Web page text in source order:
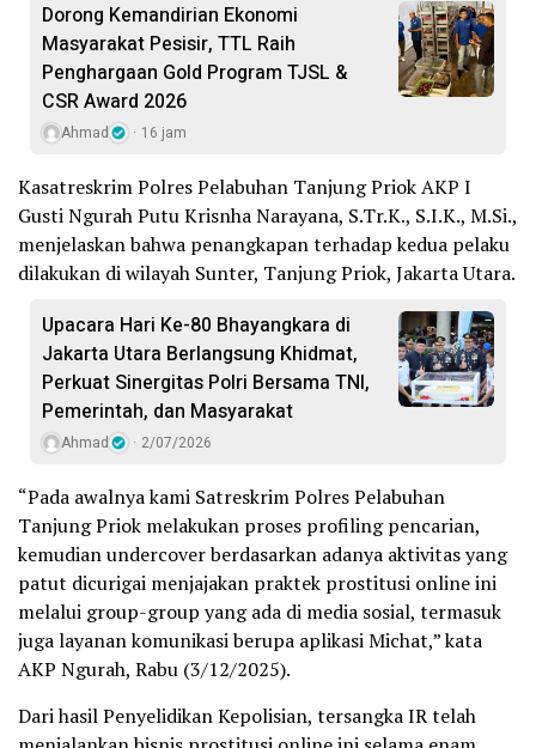
Dorong Kemandirian Ekonomi
Masyarakat Pesisir, TTL Raih
Penghargaan Gold Program TJSL &
CSR Award 2026
Ahmad 16 jam
Kasatreskrim Polres Pelabuhan Tanjung Priok AKP I
Gusti Ngurah Putu Krisnha Narayana, S.Tr.K., S.I.K., M.Si.,
menjelaskan bahwa penangkapan terhadap kedua pelaku
dilakukan di wilayah Sunter, Tanjung Priok, Jakarta Utara.
Upacara Hari Ke-80 Bhayangkara di
Jakarta Utara Berlangsung Khidmat,
Perkuat Sinergitas Polri Bersama TNI,
Pemerintah, dan Masyarakat
Ahmad 2/07/2026
“Pada awalnya kami Satreskrim Polres Pelabuhan
Tanjung Priok melakukan proses profiling pencarian,
kemudian undercover berdasarkan adanya aktivitas yang
patut dicurigai menjajakan praktek prostitusi online ini
melalui group-group yang ada di media sosial, termasuk
juga layanan komunikasi berupa aplikasi Michat,” kata
AKP Ngurah, Rabu (3/12/2025).
Dari hasil Penyelidikan Kepolisian, tersangka IR telah